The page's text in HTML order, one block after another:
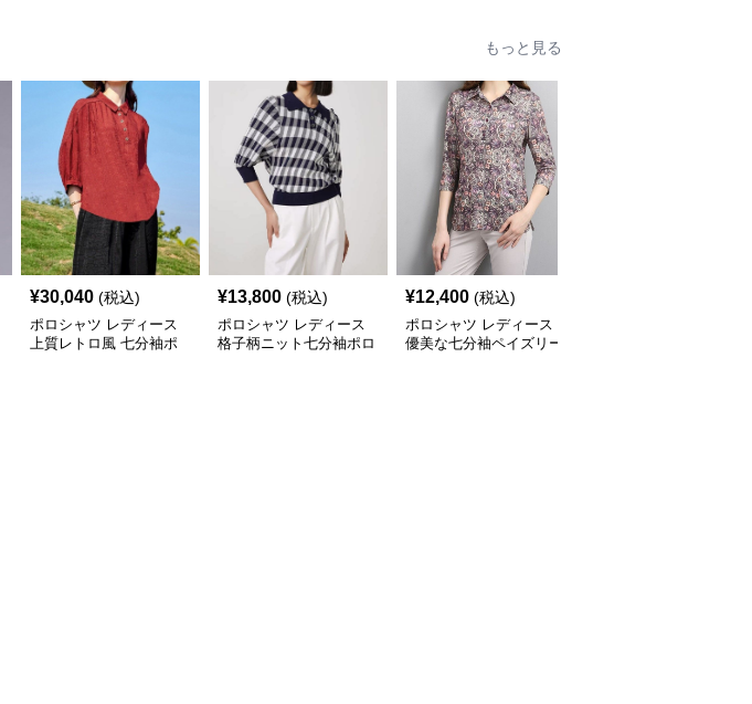
もっと見る
¥30,040 (税込)
ポロシャツ レディース
上質レトロ風 七分袖ポ
¥13,800 (税込)
ポロシャツ レディース
格子柄ニット七分袖ポロ
¥12,400 (税込)
ポロシャツ レディース
優美な七分袖ペイズリー